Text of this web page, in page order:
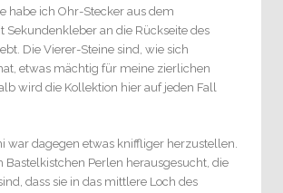
habe ich Ohr-Stecker aus dem
Sekundenkleber an die Rückseite des
Die Vierer-Steine sind, wie sich
etwas mächtig für meine zierlichen
wird die Kollektion hier auf jeden Fall
war dagegen etwas kniffliger herzustellen.
Bastelkistchen Perlen herausgesucht, die
dass sie in das mittlere Loch des